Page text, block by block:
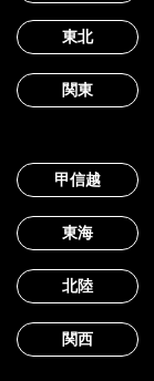
東北
関東
甲信越
東海
北陸
関西